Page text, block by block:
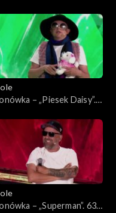
– „Piesek Daisy”.
Nówka
– „Superman”. 63.